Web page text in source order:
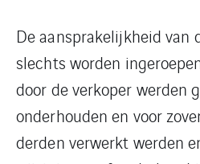
De aansprakelijkheid van
slechts worden
door de verkoper werden
onderhouden en voor
derden verwerkt werden